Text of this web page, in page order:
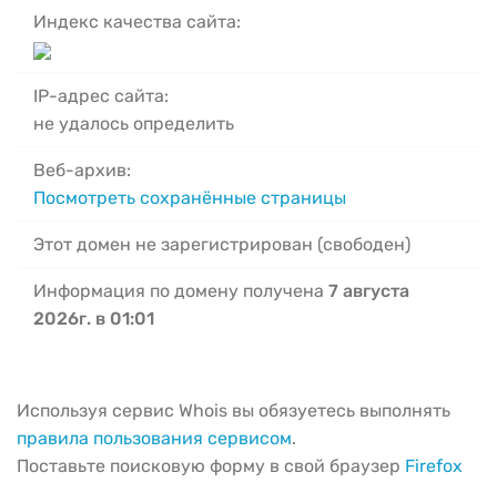
Индекс качества сайта:
IP-адрес сайта:
не удалось определить
Веб-архив:
Посмотреть сохранённые страницы
Этот домен не зарегистрирован (свободен)
Информация по домену получена 7 августа
2026г. в 01:01
Используя сервис Whois вы обязуетесь выполнять
правила пользования сервисом.
Поставьте поисковую форму в свой браузер Firefox